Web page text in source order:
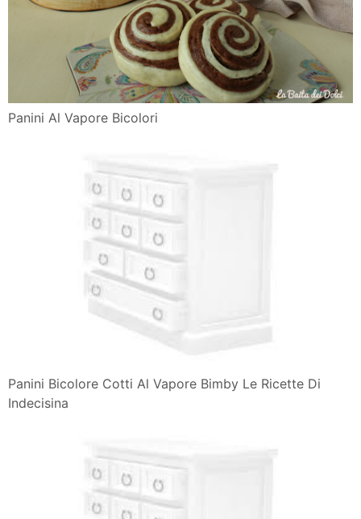
Panini Al Vapore Bicolori
Panini Bicolore Cotti Al Vapore Bimby Le Ricette Di
Indecisina